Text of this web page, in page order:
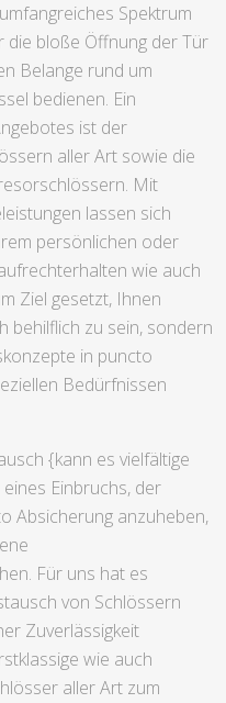
Spektrum
die bloße Öffnung der Tür
Belange rund um
bedienen. Ein
ist der
aller Art sowie die
Mit
lassen sich
persönlichen oder
wie auch
Ziel gesetzt, Ihnen
behilflich zu sein, sondern
in puncto
Bedürfnissen
{kann es vielfältige
Einbruchs, der
Absicherung anzuheben,
Für uns hat es
von Schlössern
Zuverlässigkeit
wie auch
aller Art zum